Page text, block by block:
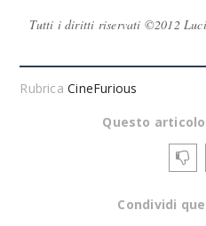
Tutti i diritti riservati ©2012
RubricaCineFurious
Questo
Condividi